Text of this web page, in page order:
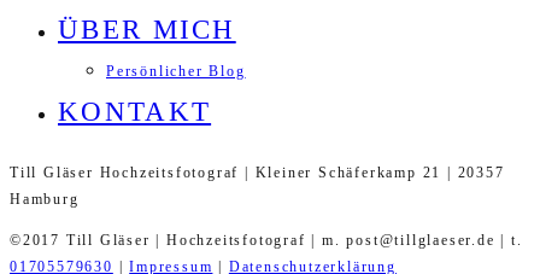
ÜBER MICH
Persönlicher Blog
KONTAKT
Till Gläser Hochzeitsfotograf | Kleiner Schäferkamp 21 | 20357
Hamburg
©2017 Till Gläser | Hochzeitsfotograf | m. post@tillglaeser.de | t.
01705579630
|Impressum Datenschutzerklärung